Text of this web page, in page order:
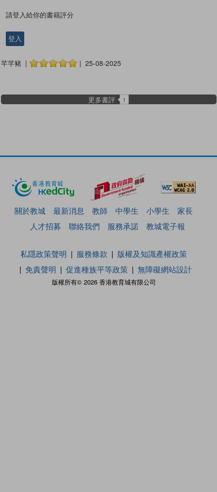
請登入給你的書籍評分
登入
芊芊豬 | | 25-08-2025
更多書評 1
關於教城 最新消息 教師 中學生 小學生
家長
人才招募
聯絡我們 服務承諾 教城電子報
版權所有© 2026 香港教育城有限公司
私隱政策聲明 服務條款
版權及知識產權政策
免責聲明
促進種族平等政策 無障礙網站設計